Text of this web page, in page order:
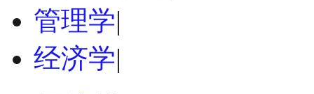
管理学|
经济学|